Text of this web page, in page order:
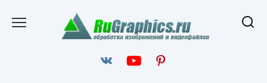
содержанию